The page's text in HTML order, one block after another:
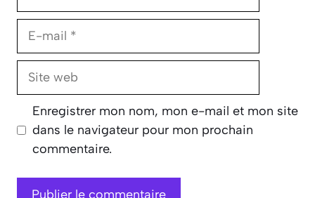
E-
Site
Enregistrer mon nom, mon e-mail et mon site
dans le navigateur pour mon prochain
commentaire.